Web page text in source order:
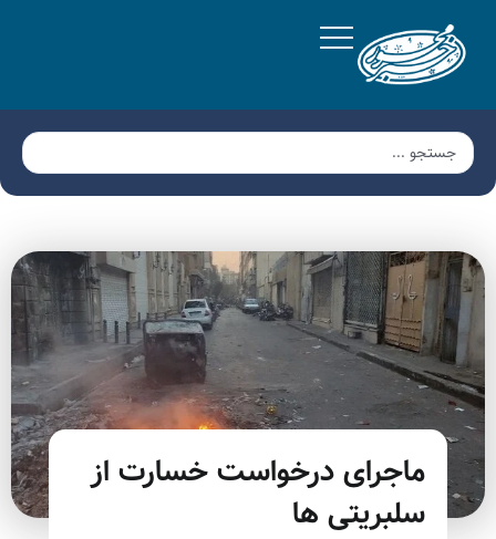
ماجرای درخواست خسارت از
سلبریتی ها